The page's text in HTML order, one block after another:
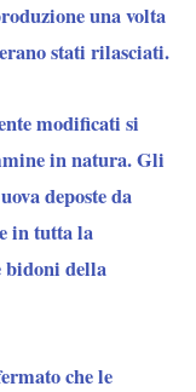
una volta
stati rilasciati.
modificati si
in natura. Gli
deposte da
in tutta la
bidoni della
che le